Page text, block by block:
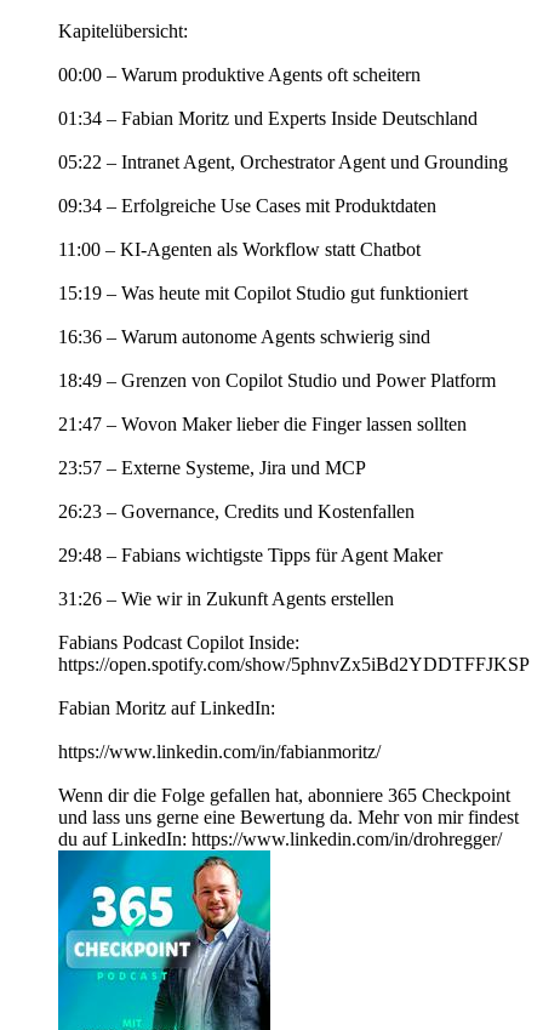
Kapitelübersicht:
00:00 – Warum produktive Agents oft scheitern
01:34 – Fabian Moritz und Experts Inside Deutschland
05:22 – Intranet Agent, Orchestrator Agent und Grounding
09:34 – Erfolgreiche Use Cases mit Produktdaten
11:00 – KI-Agenten als Workflow statt Chatbot
15:19 – Was heute mit Copilot Studio gut funktioniert
16:36 – Warum autonome Agents schwierig sind
18:49 – Grenzen von Copilot Studio und Power Platform
21:47 – Wovon Maker lieber die Finger lassen sollten
23:57 – Externe Systeme, Jira und MCP
26:23 – Governance, Credits und Kostenfallen
29:48 – Fabians wichtigste Tipps für Agent Maker
31:26 – Wie wir in Zukunft Agents erstellen
Fabians Podcast Copilot Inside:
https://open.spotify.com/show/5phnvZx5iBd2YDDTFFJKSP
Fabian Moritz auf LinkedIn:
https://www.linkedin.com/in/fabianmoritz/
Wenn dir die Folge gefallen hat, abonniere 365 Checkpoint
und lass uns gerne eine Bewertung da. Mehr von mir findest
du auf LinkedIn: https://www.linkedin.com/in/drohregger/